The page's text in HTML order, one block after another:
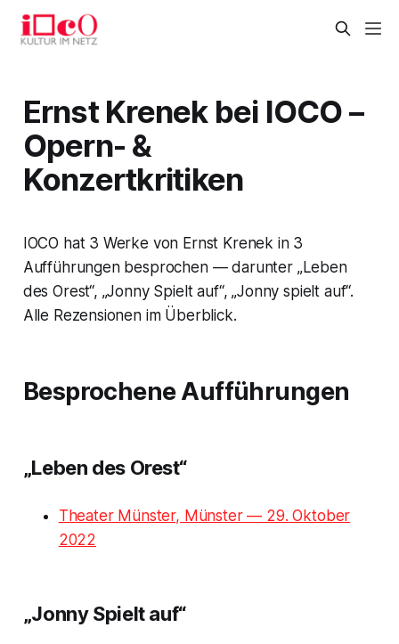
Ernst Krenek bei IOCO –
Opern- &
Konzertkritiken
IOCO hat 3 Werke von Ernst Krenek in 3
Aufführungen besprochen — darunter „Leben
des Orest“, „Jonny Spielt auf“, „Jonny spielt auf“.
Alle Rezensionen im Überblick.
Besprochene Aufführungen
„Leben des Orest“
Theater Münster, Münster — 29. Oktober
2022
„Jonny Spielt auf“